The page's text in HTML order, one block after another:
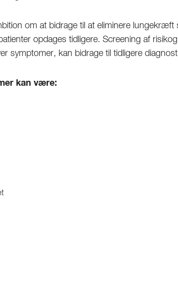
om at bidrage til at eliminere
opdages tidligere. Screening af
symptomer, kan bidrage til tidligere
kan være: